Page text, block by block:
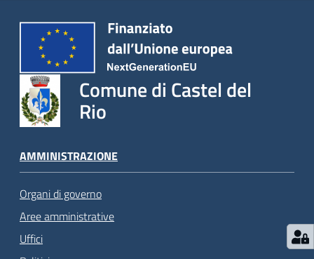
Comune di Castel del
Rio
AMMINISTRAZIONE
Organi di governo
Aree amministrative
Uffici